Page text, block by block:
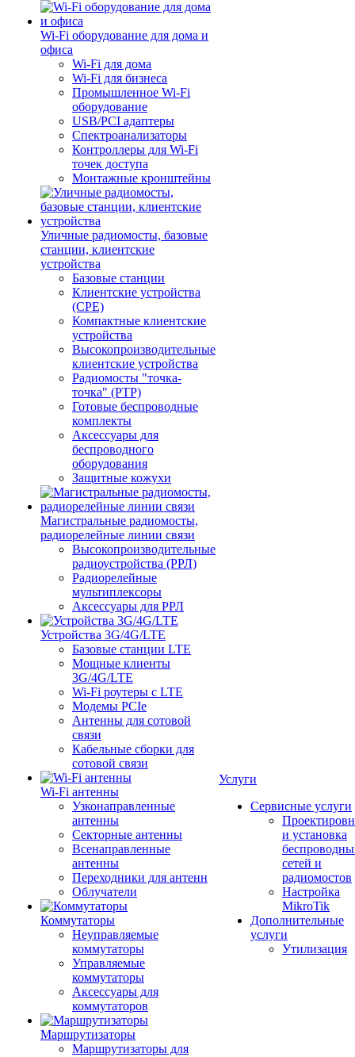
Wi-Fi оборудование для дома и
офиса
Wi-Fi для дома
Wi-Fi для бизнеса
Промышленное Wi-Fi
оборудование
USB/PCI адаптеры
Cпектроанализаторы
Контроллеры для Wi-Fi
точек доступа
Монтажные кронштейны
Уличные радиомосты, базовые
станции, клиентские
устройства
Базовые станции
Клиентские устройства
(CPE)
Компактные клиентские
устройства
Высокопроизводительные
клиентские устройства
Радиомосты "точка-
точка" (PTP)
Готовые беспроводные
комплекты
Аксессуары для
беспроводного
оборудования
Защитные кожухи
Магистральные радиомосты,
радиорелейные линии связи
Высокопроизводительные
радиоустройства (РРЛ)
Радиорелейные
мультиплексоры
Аксессуары для РРЛ
Устройства 3G/4G/LTE
Базовые станции LTE
Мощные клиенты
3G/4G/LTE
Wi-Fi роутеры с LTE
Модемы PCIe
Антенны для сотовой
связи
Кабельные сборки для
сотовой связи
Wi-Fi антенны
Узконаправленные
антенны
Секторные антенны
Всенаправленные
антенны
Переходники для антенн
Облучатели
Коммутаторы
Неуправляемые
коммутаторы
Управляемые
коммутаторы
Аксессуары для
коммутаторов
Маршрутизаторы
Маршрутизаторы для
Услуги
Сервисные услуги
и установка
сетей и
радиомостов
Настройка
MikroTik
Дополнительные
услуги
Утилизация